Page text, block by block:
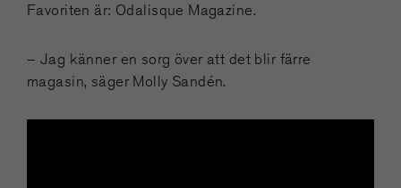
Favoriten är: Odalisque Magazine.
– Jag känner en sorg över att det blir färre
magasin, säger Molly Sandén.